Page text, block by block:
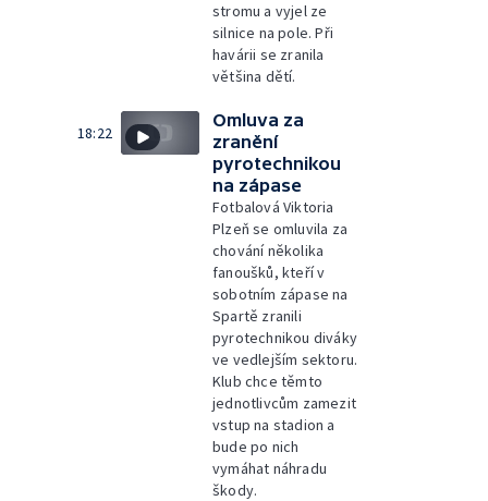
stromu a vyjel ze
silnice na pole. Při
havárii se zranila
většina dětí.
18:22
Omluva za
zranění
pyrotechnikou
na zápase
Fotbalová Viktoria
Plzeň se omluvila za
chování několika
fanoušků, kteří v
sobotním zápase na
Spartě zranili
pyrotechnikou diváky
ve vedlejším sektoru.
Klub chce těmto
jednotlivcům zamezit
vstup na stadion a
bude po nich
vymáhat náhradu
škody.